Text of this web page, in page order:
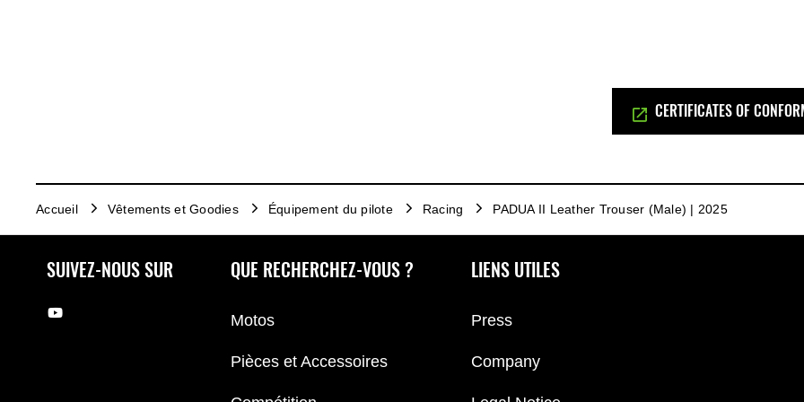
CERTIFICATES OF
Accueil Vêtements et Goodies Équipement du pilote Racing PADUA II Leather Trouser (Male) | 2025
SUIVEZ-NOUS SUR QUE RECHERCHEZ-VOUS ?
Motos
Pièces et Accessoires
LIENS UTILES
Press
Company